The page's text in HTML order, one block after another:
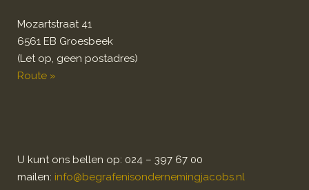
Mozartstraat 41
6561 EB Groesbeek
(Let op, geen postadres)
Route »
U kunt ons bellen op: 024 – 397 67 00
mailen: info@begrafenisondernemingjacobs.nl